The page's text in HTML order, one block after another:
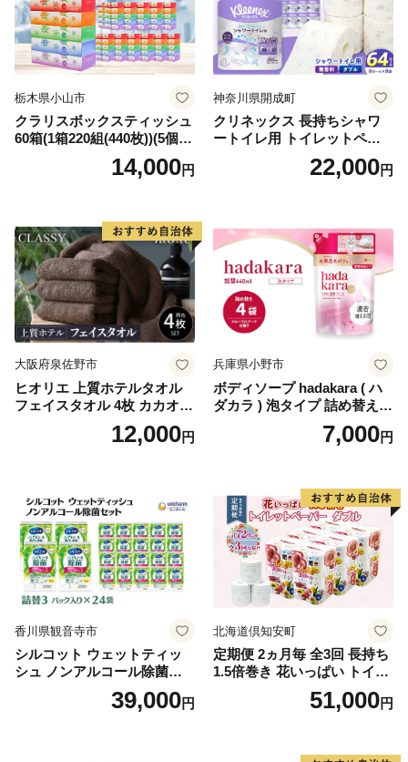
栃木県小山市
クラリスボックスティッシュ
60箱(1箱220組(440枚))(5個入
り×12セット)【1256759】
14,000円
神奈川県開成町
クリネックス 長持ちシャワ
ートイレ用 トイレットペー
パー（ダブル）64ロール(8ロ
ール×8パック) 開成町 トイレ
蓄 防災 エコ 消耗品 生活雑貨
生活用品 無香料 トイレット
ペーパー ダブル といれっと
ぺーぱー トイレ クレシア ト
イレットペーパー [BDBH002
-1]
22,000円
大阪府泉佐野市
ヒオリエ 上質ホテルタオル
フェイスタオル 4枚 カカオ
【タオル 泉州タオル 吸水 普
段使い 無地 シンプル 日用品
12,000円
兵庫県小野市
ボディソープ hadakara ( ハ
ダカラ ) 泡タイプ 詰め替え 4
40ml×4袋 ボディーソープ 泡
ボディソープ 泡 日用品 消耗
泡石鹸 石鹸 兵庫 兵庫県 小野
7,000円
香川県観音寺市
シルコット ウェットティッ
シュ ノンアルコール除菌詰
替（43枚×3P）×24袋 日用品
おもちゃ 拭き取り 手拭き 外
39,000円
北海道倶知安町
定期便 2ヵ月毎 全3回 長持ち
1.5倍巻き 花いっぱい トイレ
ットペーパー ダブル 45ｍ 計
72ロール 全18種 花柄 プリン
ー 消耗品 備蓄 送料無料 北海
51,000円